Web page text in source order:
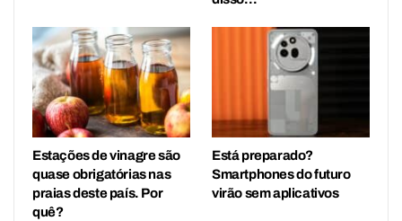
Estações de vinagre são
quase obrigatórias nas
praias deste país. Por
quê?
Está preparado?
Smartphones do futuro
virão sem aplicativos